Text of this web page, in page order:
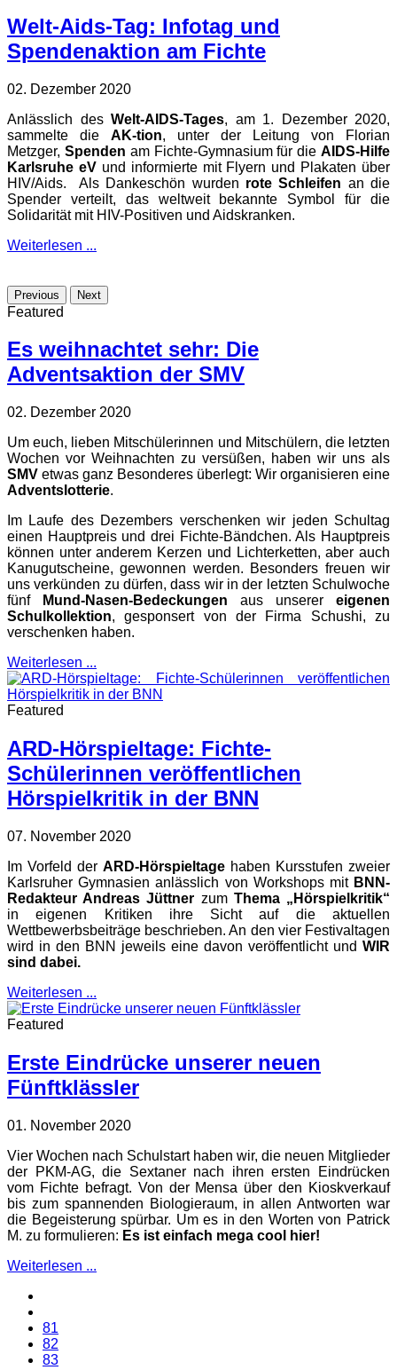
Welt-Aids-Tag: Infotag und
Spendenaktion am Fichte
02. Dezember 2020
Anlässlich des Welt-AIDS-Tages, am 1. Dezember 2020,
sammelte die AK-tion, unter der Leitung von Florian
Metzger, Spenden am Fichte-Gymnasium für dieAIDS-Hilfe
Karlsruhe eV und informierte mit Flyern und Plakaten über
HIV/Aids. Als Dankeschön wurden rote Schleifen an die
Spender verteilt, das weltweit bekannte Symbol für die
Solidarität mit HIV-Positiven und Aidskranken.
Weiterlesen ...
Previous Next
Featured
Es weihnachtet sehr: Die
Adventsaktion der SMV
02. Dezember 2020
Um euch, lieben Mitschülerinnen und Mitschülern, die letzten
Wochen vor Weihnachten zu versüßen, haben wir uns als
SMV etwas ganz Besonderes überlegt: Wir organisieren eine
Adventslotterie.
Im Laufe des Dezembers verschenken wir jeden Schultag
einen Hauptpreis und drei Fichte-Bändchen. Als Hauptpreis
können unter anderem Kerzen und Lichterketten, aber auch
Kanugutscheine, gewonnen werden. Besonders freuen wir
uns verkünden zu dürfen, dass wir in der letzten Schulwoche
fünf
Mund-Nasen-Bedeckungen aus unserer eigenen
Schulkollektion, gesponsert von der Firma Schushi, zu
verschenken haben.
Weiterlesen ...
Featured
ARD-Hörspieltage: Fichte-
Schülerinnen veröffentlichen
Hörspielkritik in der BNN
07. November 2020
Im Vorfeld der ARD-Hörspieltage haben Kursstufen zweier
Karlsruher Gymnasien anlässlich von Workshops mit BNN-
Redakteur Andreas Jüttner zum Thema „Hörspielkritik“
in eigenen Kritiken ihre Sicht auf die aktuellen
Wettbewerbsbeiträge beschrieben. An den vier Festivaltagen
wird in den BNN jeweils eine davon veröffentlicht und WIR
sind dabei.
Weiterlesen ...
Featured
Erste Eindrücke unserer neuen
Fünftklässler
01. November 2020
Vier Wochen nach Schulstart haben wir, die neuen Mitglieder
der PKM-AG, die Sextaner nach ihren ersten Eindrücken
vom Fichte befragt. Von der Mensa über den Kioskverkauf
bis zum spannenden Biologieraum, in allen Antworten war
die Begeisterung spürbar. Um es in den Worten von Patrick
M. zu formulieren: Es ist einfach mega cool hier!
Weiterlesen ...
81
82
83